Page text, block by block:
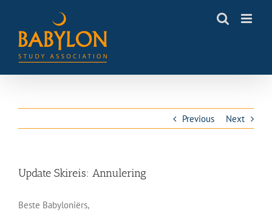
content
Previous Next
Update Skireis: Annulering
Beste Babyloniërs,